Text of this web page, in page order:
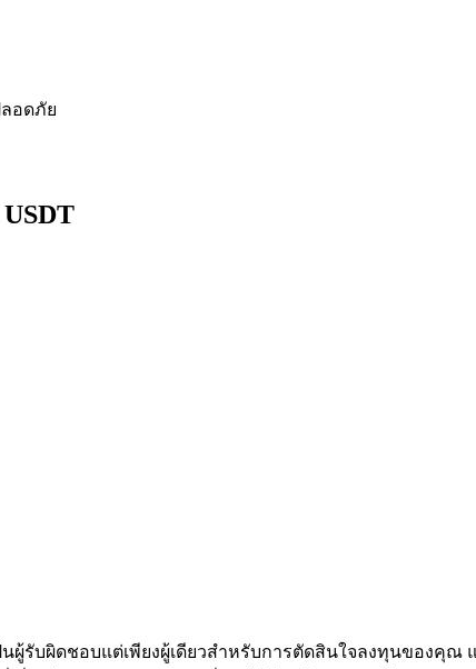
อดภัย
รับผิดชอบแต่เพียงผู้เดียวสำหรับการตัดสินใจลงทุนของคุณ